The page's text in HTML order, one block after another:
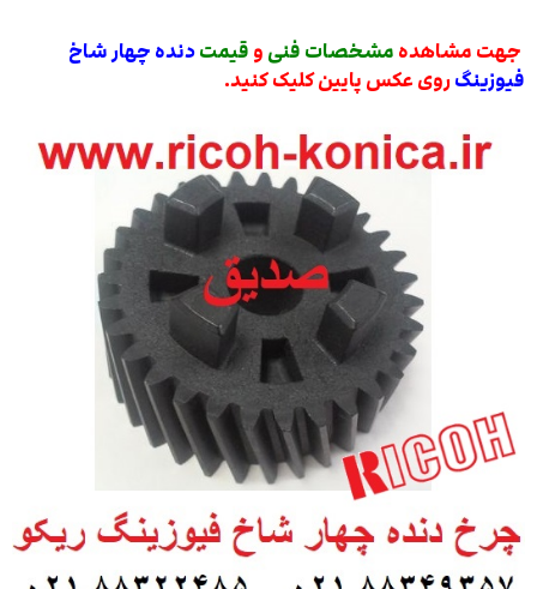
جهت مشاهده مشخصات فنی و قیمتدنده چهار شاخ
فیوزینگ روی عکس پایین کلیک کنید.